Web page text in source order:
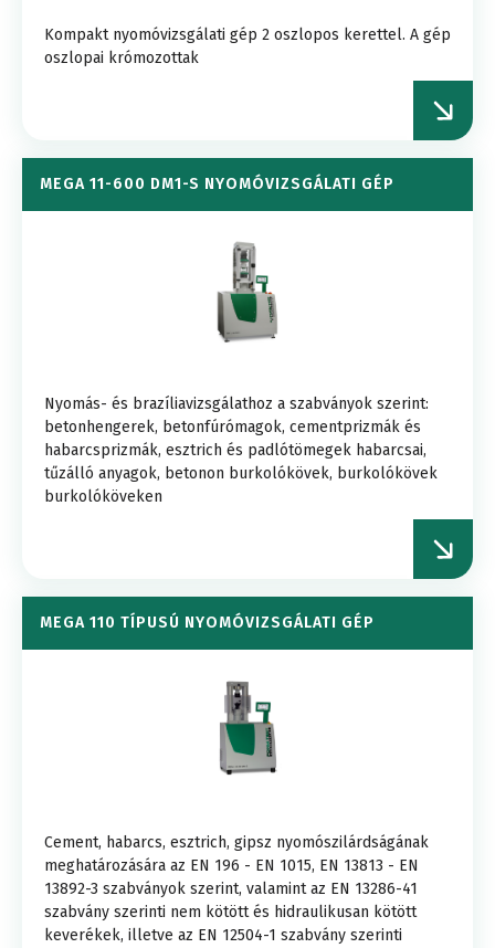
Kompakt nyomóvizsgálati gép 2 oszlopos kerettel. A gép
oszlopai krómozottak
MEGA 11-600 DM1-S NYOMÓVIZSGÁLATI GÉP
Nyomás- és brazíliavizsgálathoz a szabványok szerint:
betonhengerek, betonfúrómagok, cementprizmák és
habarcsprizmák, esztrich és padlótömegek habarcsai,
tűzálló anyagok, betonon burkolókövek, burkolókövek
burkolóköveken
MEGA 110 TÍPUSÚ NYOMÓVIZSGÁLATI GÉP
Cement, habarcs, esztrich, gipsz nyomószilárdságának
meghatározására az EN 196 - EN 1015, EN 13813 - EN
13892-3 szabványok szerint, valamint az EN 13286-41
szabvány szerinti nem kötött és hidraulikusan kötött
keverékek, illetve az EN 12504-1 szabvány szerinti